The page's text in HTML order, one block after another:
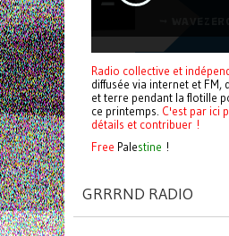
Radio collective et
diffusée via internet et FM,
et terre pendant la flotille
ce printemps. C'est par ici
détails et contribuer !
Free Palestine !
GRRRND RADIO